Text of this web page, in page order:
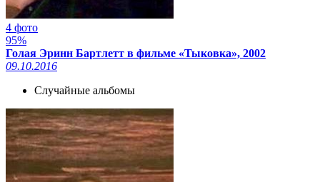
4 фото
95%
Голая Эринн Бартлетт в фильме «Тыковка», 2002
09.10.2016
Случайные альбомы